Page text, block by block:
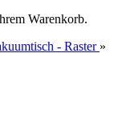
Warenkorb.
- Raster »